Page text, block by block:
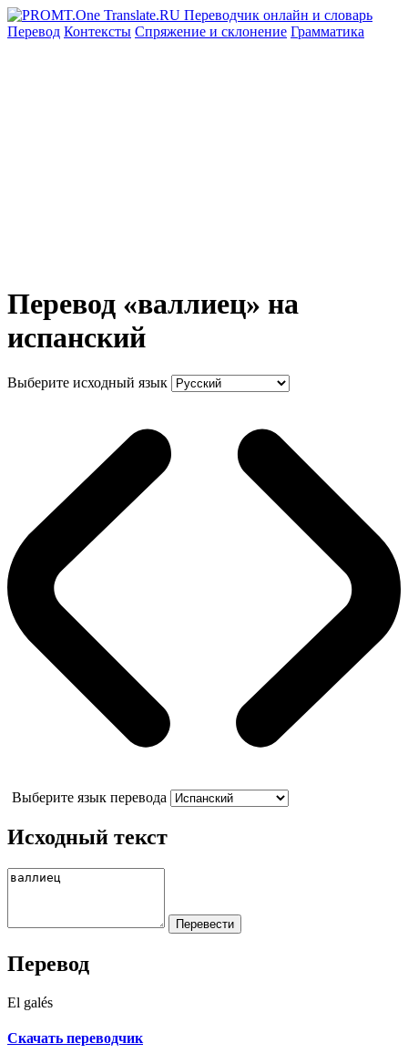
Перевод Контексты Спряжение и склонение Грамматика
Перевод «валлиец» на
испанский
Выберите исходный язык
Выберите язык перевода
Исходный текст
Перевод
El galés
Скачать переводчик